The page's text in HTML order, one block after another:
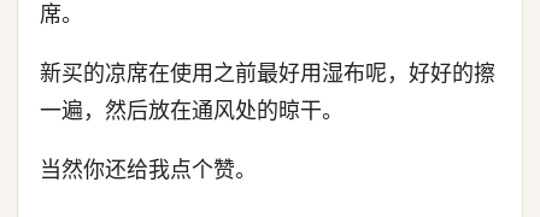
席。
新买的凉席在使用之前最好用湿布呢，好好的擦
一遍，然后放在通风处的晾干。
当然你还给我点个赞。